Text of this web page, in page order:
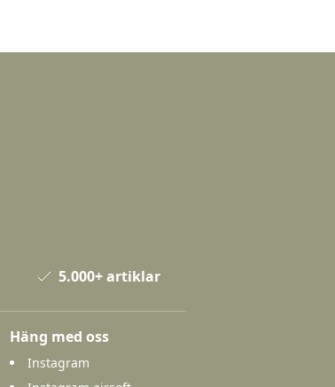
5.000+ artiklar
Häng med oss
Instagram